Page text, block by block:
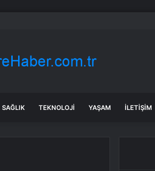
halka arz kaç lot verdi?
SAĞLIK TEKNOLOJI YAŞAM İLETIŞIM